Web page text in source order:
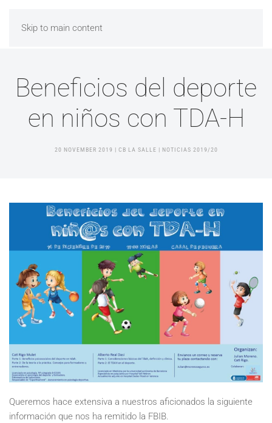
Skip to main content
Beneficios del deporte
en niños con TDA-H
20 NOVEMBER 2019 | CB LA SALLE | NOTICIAS 2019/20
Queremos hace extensiva a nuestros aficionados la siguiente
información que nos ha remitido la FBIB.